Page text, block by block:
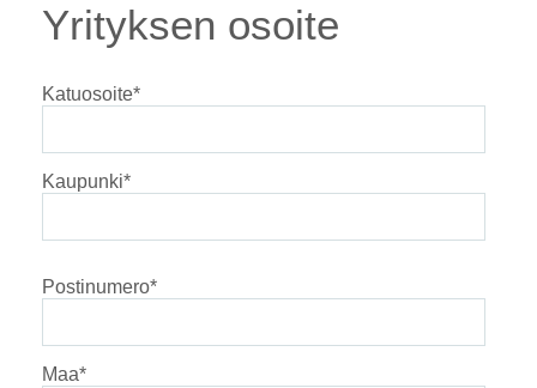
Yrityksen osoite
Katuosoite*
Kaupunki*
Postinumero*
Maa*